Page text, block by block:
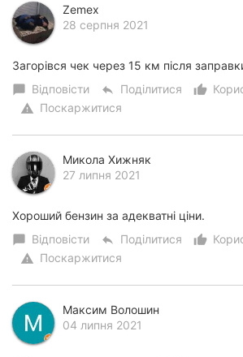
Zemex
28 серпня 2021
Загорівся чек через 15 км після
chat_bubble Відповісти reply Поділитися
warning Поскаржитися
Микола Хижняк
27 липня 2021
Хороший бензин за адекватні ціни.
chat_bubble Відповісти reply Поділитися
warning Поскаржитися
Максим Волошин
04 липня 2021